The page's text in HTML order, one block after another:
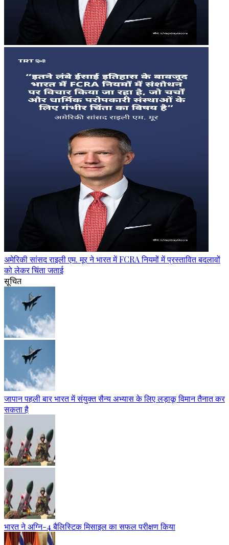
अमेरिकी सांसद राइली एम. मूर ने भारत में FCRA नियमों में प्रस्तावित बदलावों
को लेकर चिंता जताई
सूचित
जापान पहली बार भारत में संयुक्त सैन्य अभ्यास के लिए लड़ाकू विमान तैनात कर
सकता है
भारत ने अग्नि-4 बैलिस्टिक मिसाइल का सफल परीक्षण किया